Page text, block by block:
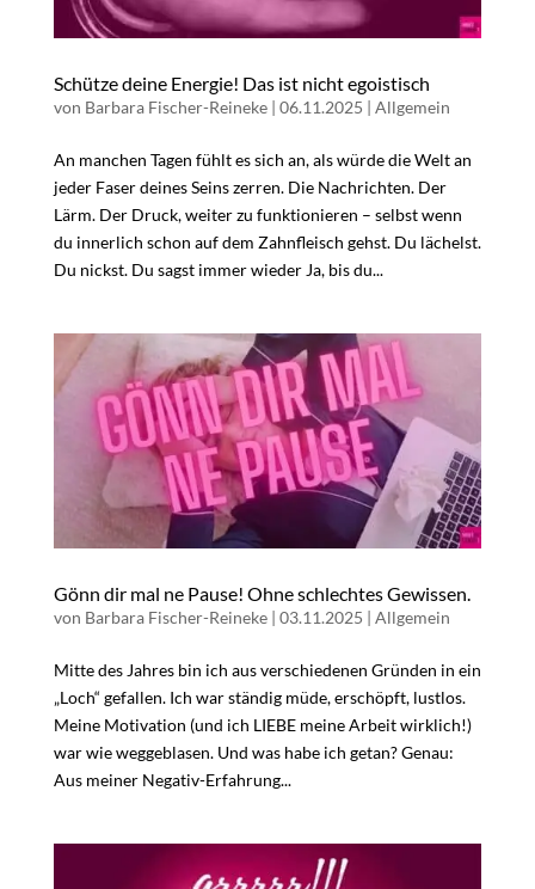
Schütze deine Energie! Das ist nicht egoistisch
von Barbara Fischer-Reineke| 06.11.2025 | Allgemein
An manchen Tagen fühlt es sich an, als würde die Welt an
jeder Faser deines Seins zerren. Die Nachrichten. Der
Lärm. Der Druck, weiter zu funktionieren – selbst wenn
du innerlich schon auf dem Zahnfleisch gehst. Du lächelst.
Du nickst. Du sagst immer wieder Ja, bis du...
Gönn dir mal ne Pause! Ohne schlechtes Gewissen.
von Barbara Fischer-Reineke| 03.11.2025 | Allgemein
Mitte des Jahres bin ich aus verschiedenen Gründen in ein
„Loch“ gefallen. Ich war ständig müde, erschöpft, lustlos.
Meine Motivation (und ich LIEBE meine Arbeit wirklich!)
war wie weggeblasen. Und was habe ich getan? Genau:
Aus meiner Negativ-Erfahrung...